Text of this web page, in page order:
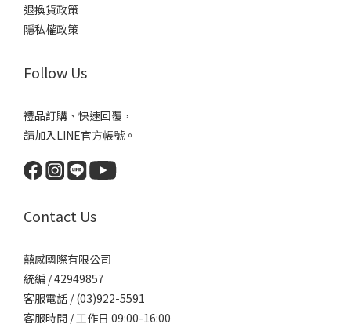
退換貨政策
隱私權政策
Follow Us
禮品訂購、快速回覆，
請加入LINE官方帳號。
Contact Us
囍感國際有限公司
統編 / 42949857
客服電話 / (03)922-5591
客服時間 / 工作日 09:00-16:00